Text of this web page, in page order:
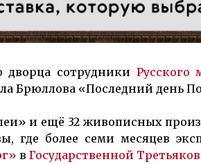
со­труд­ники Рус­ского
Брюл­лова «По­след­ний день
и ещё 32 жи­вописных
где более семи ме­сяцев
в Государственной